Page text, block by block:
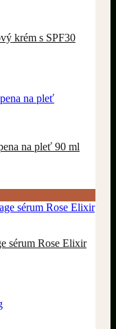
krém s SPF30
na pleť 90 ml
sérum Rose Elixir